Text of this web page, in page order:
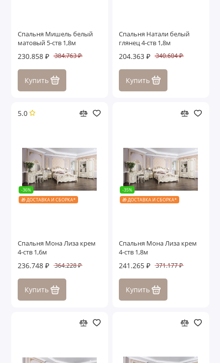
Спальня Мишель белый
матовый 5-ств 1,8м
230.858 ₽ 384.763 ₽
Купить
Спальня Натали белый
глянец 4-ств 1,8м
204.363 ₽ 340.604 ₽
Купить
5.0
-36%
🎁 ДОСТАВКА И СБОРКА*
Спальня Мона Лиза крем
4-ств 1,6м
236.748 ₽ 364.228 ₽
Купить
-35%
🎁 ДОСТАВКА И СБОРКА*
Спальня Мона Лиза крем
4-ств 1,8м
241.265 ₽ 371.177 ₽
Купить